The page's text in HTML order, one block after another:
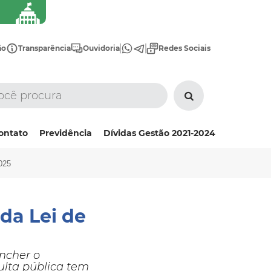
Transparência Ouvidoria Redes Sociais
Previdência Dívidas Gestão 2021-2024
Lei de
o
pública tem